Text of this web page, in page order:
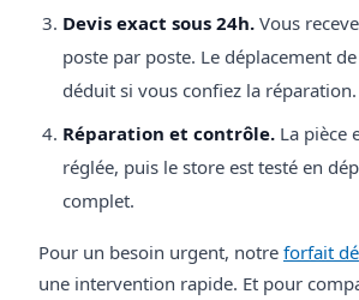
Devis exact sous 24h. Vous
poste par poste. Le déplacement de
déduit si vous confiez la réparation.
Réparation et contrôle. La pièce
réglée, puis le store est testé en
complet.
Pour un besoin urgent, notre forfait
une intervention rapide. Et pour